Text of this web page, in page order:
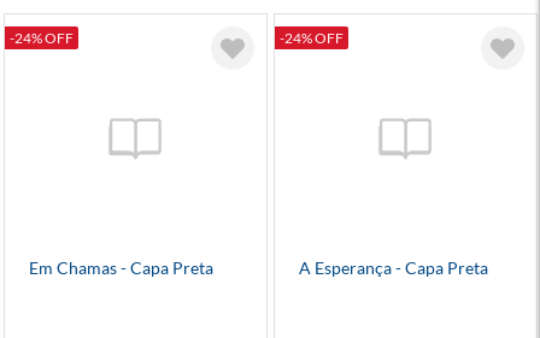
-24% OFF
Em Chamas - Capa Preta
-24% OFF
A Esperança - Capa Preta